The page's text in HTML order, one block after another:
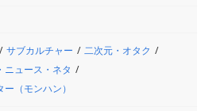
サブカルチャー
二次元・オタク
ニュース・ネタ
（モンハン）